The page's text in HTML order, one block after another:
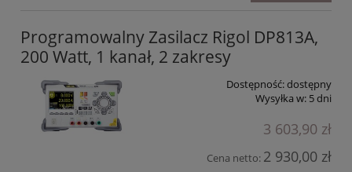
Programowalny Zasilacz Rigol DP813A,
200 Watt, 1 kanał, 2 zakresy
Dostępność:dostępny
Wysyłka w: 5 dni
3 603,90 zł
Cena netto: 2 930,00 zł